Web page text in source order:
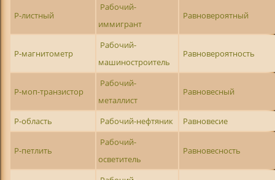
Р-листный
Рабочий-
иммигрант
Равновероятный
Р-магнитометр
Рабочий-
машиностроитель
Равновероятность
Р-моп-транзистор
Рабочий-
металлист
Равновесный
Р-область Рабочий-нефтяник Равновесие
Р-петлить
Рабочий-
осветитель
Равновесность